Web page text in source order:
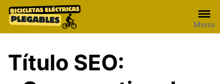
Skip
Menu
Título SEO: